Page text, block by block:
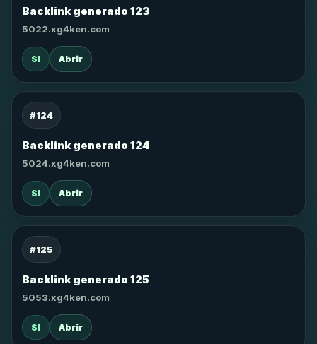
Backlink generado 123
5022.xg4ken.com
SI Abrir
#124
Backlink generado 124
5024.xg4ken.com
SI Abrir
#125
Backlink generado 125
5053.xg4ken.com
SI Abrir